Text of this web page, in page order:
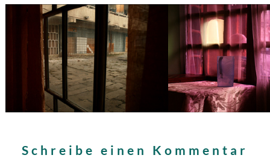
Schreibe einen Kommentar